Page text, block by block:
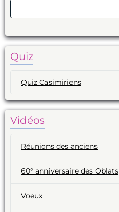
Quiz
Quiz Casimiriens
Vidéos
Réunions des anciens
60° anniversaire des Oblats
Voeux